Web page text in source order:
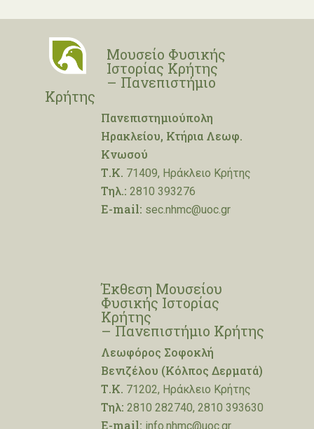
Μουσείο Φυσικής
Ιστορίας Κρήτης
– Πανεπιστήμιο
Κρήτης
Πανεπιστημιούπολη
Ηρακλείου, Κτήρια Λεωφ.
Κνωσού
Τ.Κ. 71409, Ηράκλειο Κρήτης
Τηλ.: 2810 393276
E-mail: sec.nhmc@uoc.gr
Έκθεση Μουσείου
Φυσικής Ιστορίας
Κρήτης
– Πανεπιστήμιο Κρήτης
Λεωφόρος Σοφοκλή
Βενιζέλου (Κόλπος Δερματά)
Τ.Κ. 71202, Ηράκλειο Κρήτης
Τηλ: 2810 282740, 2810 393630
E-mail: info.nhmc@uoc.gr